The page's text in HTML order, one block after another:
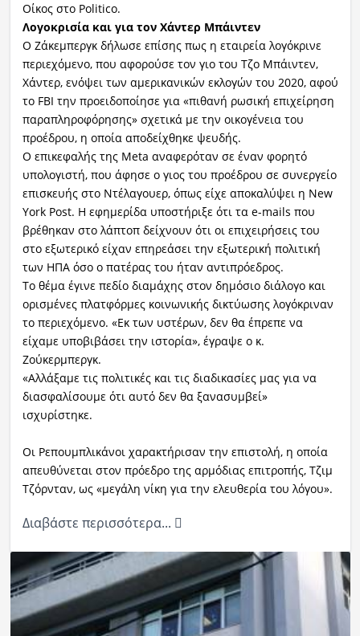
Οίκος στο Politico.
Λογοκρισία και για τον Χάντερ Μπάιντεν
Ο Ζάκεμπεργκ δήλωσε επίσης πως η εταιρεία λογόκρινε
περιεχόμενο, που αφορούσε τον γιο του Τζο Μπάιντεν,
Χάντερ, ενόψει των αμερικανικών εκλογών του 2020, αφού
το FBI την προειδοποίησε για «πιθανή ρωσική επιχείρηση
παραπληροφόρησης» σχετικά με την οικογένεια του
προέδρου, η οποία αποδείχθηκε ψευδής.
Ο επικεφαλής της Meta αναφερόταν σε έναν φορητό
υπολογιστή, που άφησε ο γιος του προέδρου σε συνεργείο
επισκευής στο Ντέλαγουερ, όπως είχε αποκαλύψει η New
York Post. Η εφημερίδα υποστήριξε ότι τα e-mails που
βρέθηκαν στο λάπτοπ δείχνουν ότι οι επιχειρήσεις του
στο εξωτερικό είχαν επηρεάσει την εξωτερική πολιτική
των ΗΠΑ όσο ο πατέρας του ήταν αντιπρόεδρος.
Το θέμα έγινε πεδίο διαμάχης στον δημόσιο διάλογο και
ορισμένες πλατφόρμες κοινωνικής δικτύωσης λογόκριναν
το περιεχόμενο. «Εκ των υστέρων, δεν θα έπρεπε να
είχαμε υποβιβάσει την ιστορία», έγραψε ο κ.
Ζούκερμπεργκ.
«Αλλάξαμε τις πολιτικές και τις διαδικασίες μας για να
διασφαλίσουμε ότι αυτό δεν θα ξανασυμβεί»
ισχυρίστηκε.
Οι Ρεπουμπλικάνοι χαρακτήρισαν την επιστολή, η οποία
απευθύνεται στον πρόεδρο της αρμόδιας επιτροπής, Τζιμ
Τζόρνταν, ως «μεγάλη νίκη για την ελευθερία του λόγου».
Διαβάστε περισσότερα...